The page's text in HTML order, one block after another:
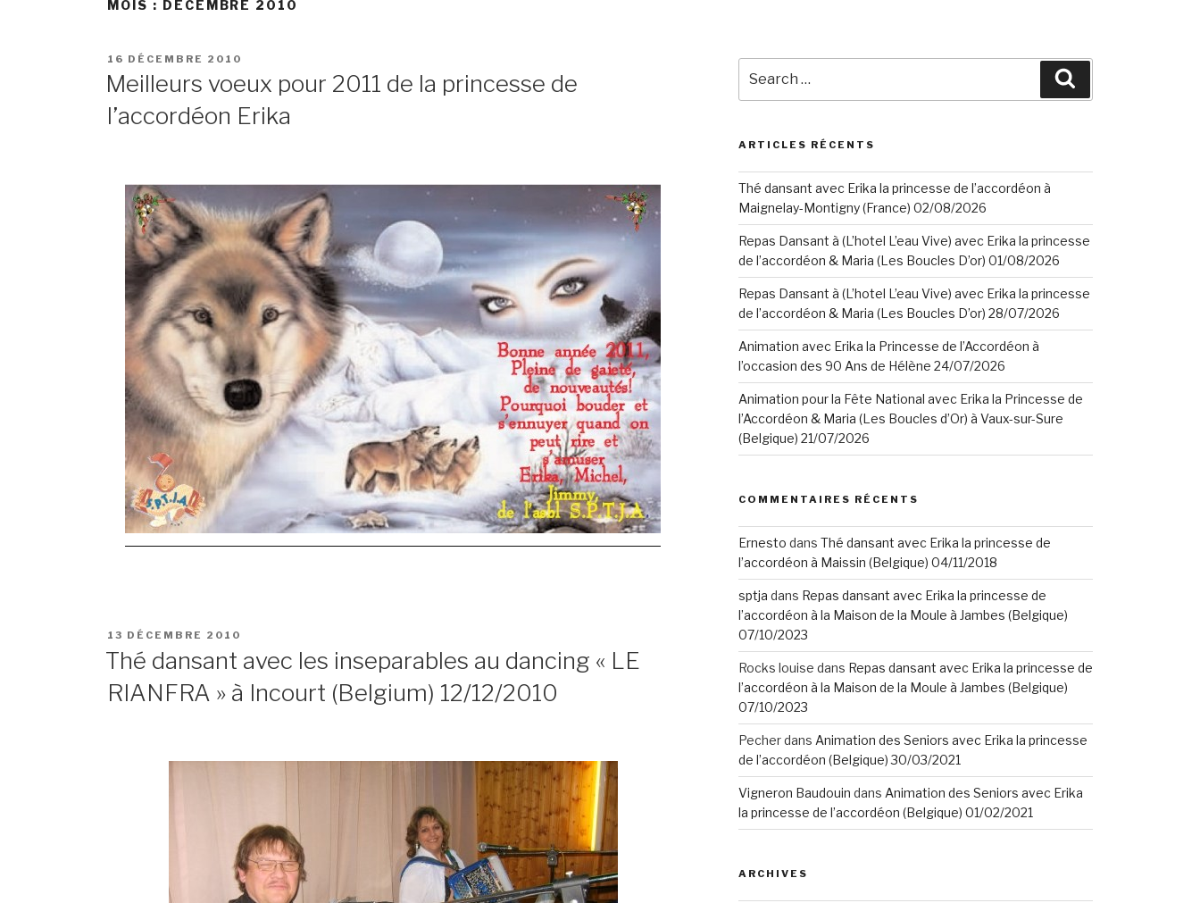
MOIS : DÉCEMBRE 2010
POSTED
16 DÉCEMBRE 2010
Meilleurs voeux pour 2011 de la princesse de
l’accordéon Erika
POSTED
13 DÉCEMBRE 2010
Thé dansant avec les inseparables au dancing « LE
RIANFRA » à Incourt (Belgium) 12/12/2010
for:
ARTICLES RÉCENTS
Thé dansant avec Erika la princesse de l’accordéon à
Maignelay-Montigny (France) 02/08/2026
Repas Dansant à (L’hotel L’eau Vive) avec Erika la princesse
de l’accordéon & Maria (Les Boucles D’or) 01/08/2026
Repas Dansant à (L’hotel L’eau Vive) avec Erika la princesse
de l’accordéon & Maria (Les Boucles D’or) 28/07/2026
Animation avec Erika la Princesse de l’Accordéon à
l’occasion des 90 Ans de Hélène 24/07/2026
Animation pour la Fête National avec Erika la Princesse de
l’Accordéon & Maria (Les Boucles d’Or) à Vaux-sur-Sure
(Belgique) 21/07/2026
COMMENTAIRES RÉCENTS
Ernesto dans Thé dansant avec Erika la princesse de
l’accordéon à Maissin (Belgique) 04/11/2018
sptja dans Repas dansant avec Erika la princesse de
l’accordéon à la Maison de la Moule à Jambes (Belgique)
07/10/2023
Rocks louise dans Repas dansant avec Erika la princesse de
l’accordéon à la Maison de la Moule à Jambes (Belgique)
07/10/2023
Pecherdans Animation des Seniors avec Erika la princesse
de l’accordéon (Belgique) 30/03/2021
Vigneron Baudouin dans Animation des Seniors avec Erika
la princesse de l’accordéon (Belgique) 01/02/2021
ARCHIVES